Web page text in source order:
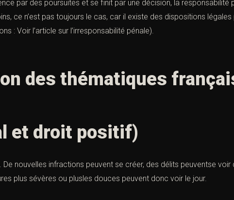
par des poursuites et se finit par une décision, la responsabilité
ce n’est pas toujours le cas, car il existe des dispositions légales
: Voir l’article sur l’irresponsabilité pénale).
des thématiques
et droit positif)
nouvelles infractions peuvent se créer, des délits peuventse
plus sévères ou plusles douces peuvent donc voir le jour.